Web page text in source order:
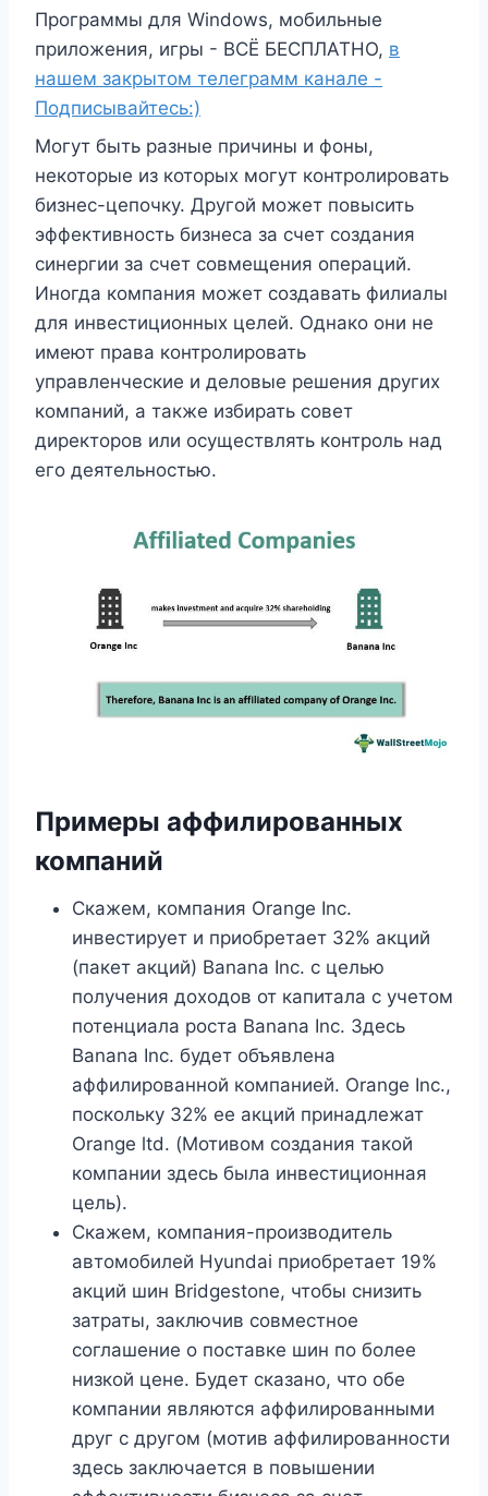
Программы для Windows, мобильные
приложения, игры - ВСЁ БЕСПЛАТНО, в
нашем закрытом телеграмм канале -
Подписывайтесь:)
Могут быть разные причины и фоны,
некоторые из которых могут контролировать
бизнес-цепочку. Другой может повысить
эффективность бизнеса за счет создания
синергии за счет совмещения операций.
Иногда компания может создавать филиалы
для инвестиционных целей. Однако они не
имеют права контролировать
управленческие и деловые решения других
компаний, а также избирать совет
директоров или осуществлять контроль над
его деятельностью.
Примеры аффилированных
компаний
Скажем, компания Orange Inc.
инвестирует и приобретает 32% акций
(пакет акций) Banana Inc. с целью
получения доходов от капитала с учетом
потенциала роста Banana Inc. Здесь
Banana Inc. будет объявлена ​​
аффилированной компанией. Orange Inc.,
поскольку 32% ее акций принадлежат
Orange ltd. (Мотивом создания такой
компании здесь была инвестиционная
цель).
Скажем, компания-производитель
автомобилей Hyundai приобретает 19%
акций шин Bridgestone, чтобы снизить
затраты, заключив совместное
соглашение о поставке шин по более
низкой цене. Будет сказано, что обе
компании являются аффилированными
друг с другом (мотив аффилированности
здесь заключается в повышении